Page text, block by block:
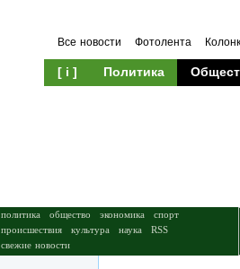
Все новости Фотолента
[ i ] Политика
политика общество экономика
спорт
происшествия
культура наука
RSS
свежие новости